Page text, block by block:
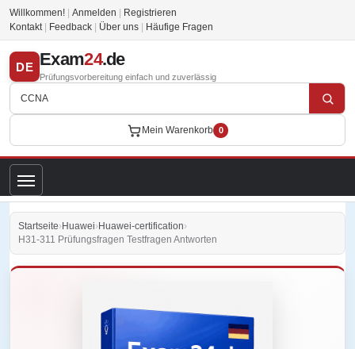
Willkommen! Anmelden
Registrieren
Kontakt
Feedback Über uns Häufige Fragen
DE Exam24.de
Prüfungsvorbereitung einfach und zuverlässig
Mein Warenkorb 0
Startseite›Huawei›Huawei-certification›
H31-311 Prüfungsfragen Testfragen Antworten